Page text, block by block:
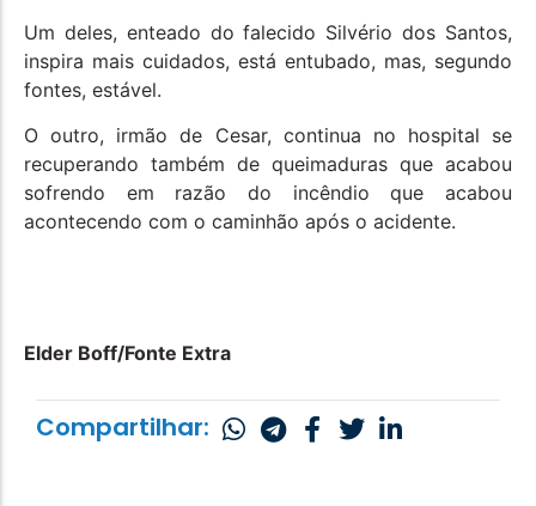
Um deles, enteado do falecido Silvério dos Santos,
inspira mais cuidados, está entubado, mas, segundo
fontes, estável.
O outro, irmão de Cesar, continua no hospital se
recuperando também de queimaduras que acabou
sofrendo em razão do incêndio que acabou
acontecendo com o caminhão após o acidente.
Elder Boff/Fonte Extra
Compartilhar: